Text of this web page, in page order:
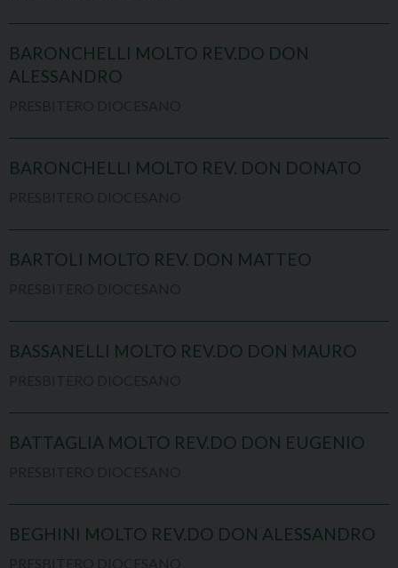
BARONCHELLI MOLTO REV.DO DON
ALESSANDRO
BARONCHELLI MOLTO REV. DON DONATO
BARTOLI MOLTO REV. DON MATTEO
BASSANELLI MOLTO REV.DO DON MAURO
BATTAGLIA MOLTO REV.DO DON EUGENIO
BEGHINI MOLTO REV.DO DON ALESSANDRO